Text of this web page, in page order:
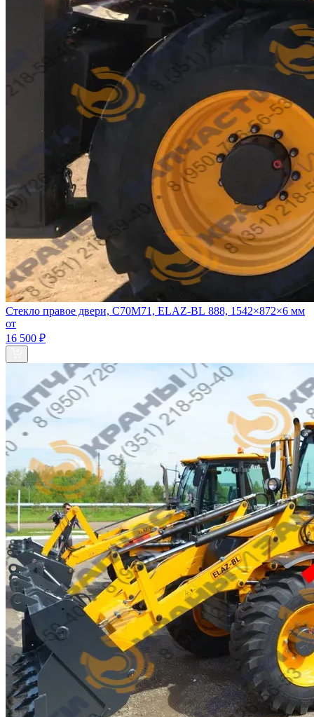
Стекло правое двери, C70M71, ELAZ‑BL 888, 1542×872×6 мм
от
16 500 ₽